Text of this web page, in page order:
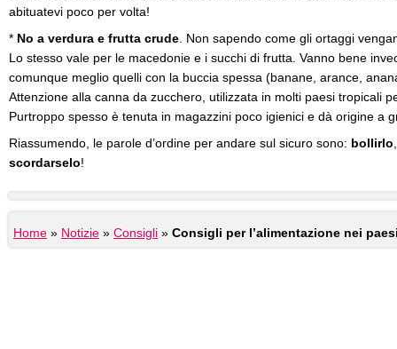
abituatevi poco per volta!
* No a verdura e frutta crude . Non sapendo come gli ortaggi
Lo stesso vale per le macedonie e i succhi di frutta. Vanno bene
comunque meglio quelli con la buccia spessa (banane, arance,
Attenzione alla canna da zucchero, utilizzata in molti paesi tropicali
Purtroppo spesso è tenuta in magazzini poco igienici e dà origine a
Riassumendo, le parole d’ordine per andare sul sicuro sono: bollirlo
scordarselo!
Home » Notizie » Consigli » Consigli per l’alimentazione nei